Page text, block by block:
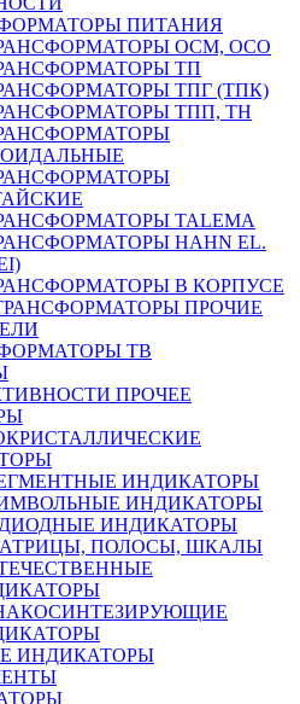
ПИТАНИЯ
ОСМ, ОСО
ТП
ТПГ (ТПК)
ТПП, ТН
TALEMA
HAHN EL.
В КОРПУСЕ
ПРОЧИЕ
ТВ
ПРОЧЕЕ
ИНДИКАТОРЫ
ИНДИКАТОРЫ
ИНДИКАТОРЫ
ПОЛОСЫ, ШКАЛЫ
ИНДИКАТОРЫ